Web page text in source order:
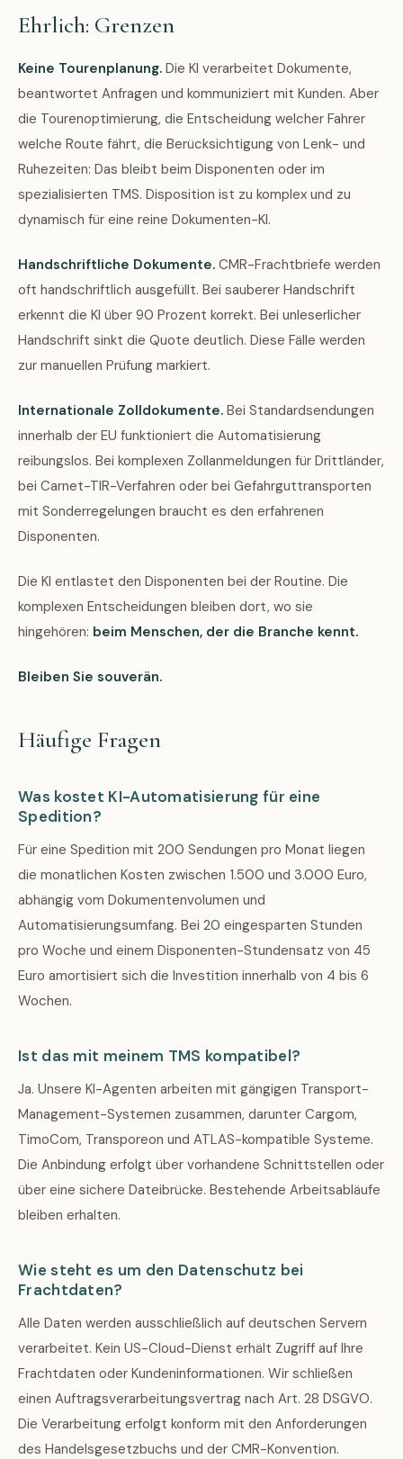
Ehrlich: Grenzen
Keine Tourenplanung. Die KI verarbeitet Dokumente,
beantwortet Anfragen und kommuniziert mit Kunden. Aber
die Tourenoptimierung, die Entscheidung welcher Fahrer
welche Route fährt, die Berücksichtigung von Lenk- und
Ruhezeiten: Das bleibt beim Disponenten oder im
spezialisierten TMS. Disposition ist zu komplex und zu
dynamisch für eine reine Dokumenten-KI.
Handschriftliche Dokumente. CMR-Frachtbriefe werden
oft handschriftlich ausgefüllt. Bei sauberer Handschrift
erkennt die KI über 90 Prozent korrekt. Bei unleserlicher
Handschrift sinkt die Quote deutlich. Diese Fälle werden
zur manuellen Prüfung markiert.
Internationale Zolldokumente. Bei Standardsendungen
innerhalb der EU funktioniert die Automatisierung
reibungslos. Bei komplexen Zollanmeldungen für Drittländer,
bei Carnet-TIR-Verfahren oder bei Gefahrguttransporten
mit Sonderregelungen braucht es den erfahrenen
Disponenten.
Die KI entlastet den Disponenten bei der Routine. Die
komplexen Entscheidungen bleiben dort, wo sie
hingehören: beim Menschen, der die Branche kennt.
Bleiben Sie souverän.
Häufige Fragen
Was kostet KI-Automatisierung für eine
Spedition?
Für eine Spedition mit 200 Sendungen pro Monat liegen
die monatlichen Kosten zwischen 1.500 und 3.000 Euro,
abhängig vom Dokumentenvolumen und
Automatisierungsumfang. Bei 20 eingesparten Stunden
pro Woche und einem Disponenten-Stundensatz von 45
Euro amortisiert sich die Investition innerhalb von 4 bis 6
Wochen.
Ist das mit meinem TMS kompatibel?
Ja. Unsere KI-Agenten arbeiten mit gängigen Transport-
Management-Systemen zusammen, darunter Cargom,
TimoCom, Transporeon und ATLAS-kompatible Systeme.
Die Anbindung erfolgt über vorhandene Schnittstellen oder
über eine sichere Dateibrücke. Bestehende Arbeitsabläufe
bleiben erhalten.
Wie steht es um den Datenschutz bei
Frachtdaten?
Alle Daten werden ausschließlich auf deutschen Servern
verarbeitet. Kein US-Cloud-Dienst erhält Zugriff auf Ihre
Frachtdaten oder Kundeninformationen. Wir schließen
einen Auftragsverarbeitungsvertrag nach Art. 28 DSGVO.
Die Verarbeitung erfolgt konform mit den Anforderungen
des Handelsgesetzbuchs und der CMR-Konvention.